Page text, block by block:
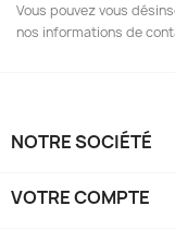
Vous pouvez vous
nos informations de
NOTRE SOCIÉTÉ
VOTRE COMPTE